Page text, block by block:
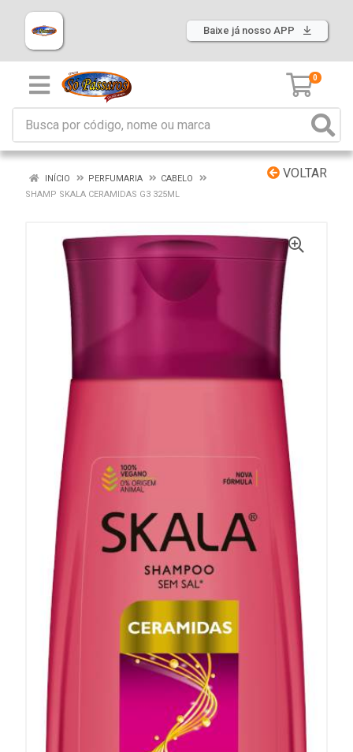
Baixe já nosso APP
0
VOLTAR
INÍCIO PERFUMARIA
CABELO
SHAMP SKALA CERAMIDAS G3 325ML